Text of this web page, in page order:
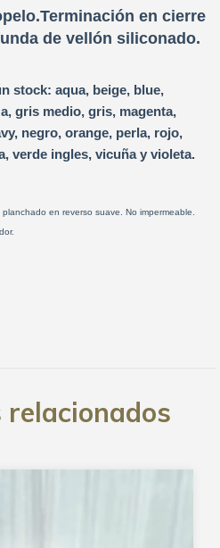
en cierre
de vellón siliconado.
stock: aqua, beige, blue,
gris medio, gris, magenta,
negro, orange, perla, rojo,
verde ingles, vicuña y violeta.
en reverso suave. No impermeable.